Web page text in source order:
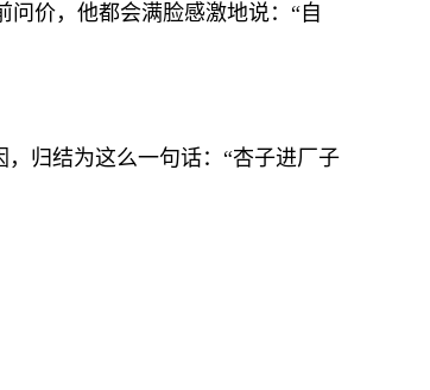
价，他都会满脸感激地说：“自
归结为这么一句话：“杏子进厂子